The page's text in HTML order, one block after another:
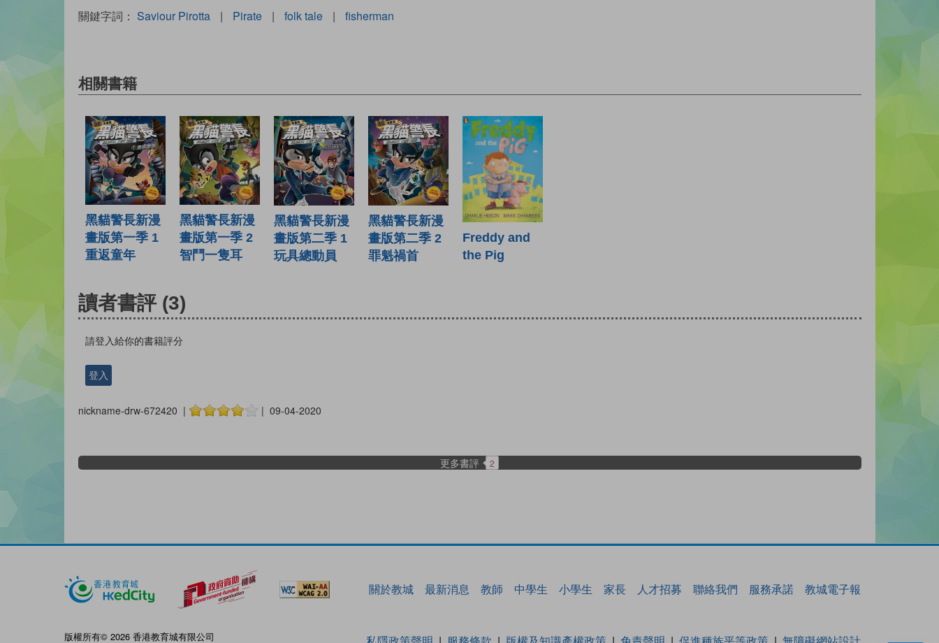
關鍵字詞： Saviour Pirotta | Pirate | folk tale | fisherman
相關書籍
黑貓警長新漫
畫版第一季 1
重返童年
黑貓警長新漫
畫版第一季 2
智鬥一隻耳
黑貓警長新漫
畫版第二季 1
玩具總動員
黑貓警長新漫
畫版第二季 2
罪魁禍首
Freddy and
the Pig
讀者書評 (3)
請登入給你的書籍評分
登入
nickname-drw-672420 | | 09-04-2020
更多書評 2
關於教城 最新消息 教師 中學生 小學生 家長 人才招募 聯絡我們 服務承諾 教城電子報
版權所有© 2026 香港教育城有限公司